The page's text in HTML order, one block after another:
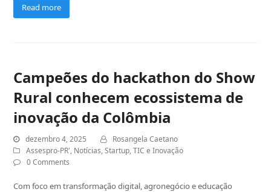
Read more
Campeões do hackathon do Show
Rural conhecem ecossistema de
inovação da Colômbia
dezembro 4, 2025
Rosangela Caetano
Assespro-PR', Notícias,Startup,TIC e Inovação
0 Comments
Com foco em transformação digital, agronegócio e educação